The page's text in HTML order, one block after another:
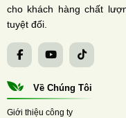
cho khách hàng chất
tuyệt đối.
Về Chúng Tôi
Giới thiệu công ty